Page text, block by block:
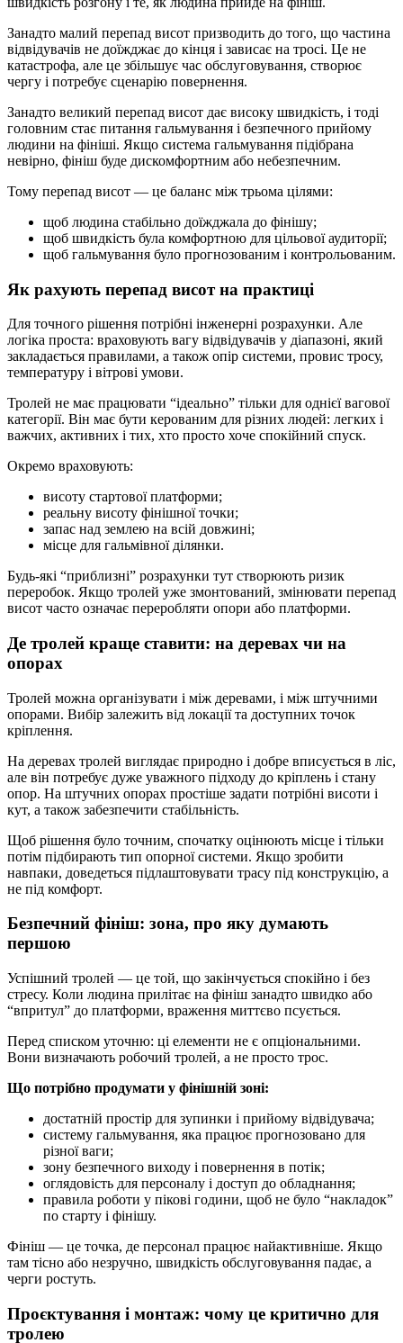
Занадто малий перепад висот призводить до того, що частина
відвідувачів не доїжджає до кінця і зависає на тросі. Це не
катастрофа, але це збільшує час обслуговування, створює
чергу і потребує сценарію повернення.
Занадто великий перепад висот дає високу швидкість, і тоді
головним стає питання гальмування і безпечного прийому
людини на фініші. Якщо система гальмування підібрана
невірно, фініш буде дискомфортним або небезпечним.
Тому перепад висот — це баланс між трьома цілями:
щоб людина стабільно доїжджала до фінішу;
щоб швидкість була комфортною для цільової аудиторії;
щоб гальмування було прогнозованим і контрольованим.
Як рахують перепад висот на практиці
Для точного рішення потрібні інженерні розрахунки. Але
логіка проста: враховують вагу відвідувачів у діапазоні, який
закладається правилами, а також опір системи, провис тросу,
температуру і вітрові умови.
Тролей не має працювати “ідеально” тільки для однієї вагової
категорії. Він має бути керованим для різних людей: легких і
важчих, активних і тих, хто просто хоче спокійний спуск.
Окремо враховують:
висоту стартової платформи;
реальну висоту фінішної точки;
запас над землею на всій довжині;
місце для гальмівної ділянки.
Будь-які “приблизні” розрахунки тут створюють ризик
переробок. Якщо тролей уже змонтований, змінювати перепад
висот часто означає переробляти опори або платформи.
Де тролей краще ставити: на деревах чи на
опорах
Тролей можна організувати і між деревами, і між штучними
опорами. Вибір залежить від локації та доступних точок
кріплення.
На деревах тролей виглядає природно і добре вписується в ліс,
але він потребує дуже уважного підходу до кріплень і стану
опор. На штучних опорах простіше задати потрібні висоти і
кут, а також забезпечити стабільність.
Щоб рішення було точним, спочатку оцінюють місце і тільки
потім підбирають тип опорної системи. Якщо зробити
навпаки, доведеться підлаштовувати трасу під конструкцію, а
не під комфорт.
Безпечний фініш: зона, про яку думають
першою
Успішний тролей — це той, що закінчується спокійно і без
стресу. Коли людина прилітає на фініш занадто швидко або
“впритул” до платформи, враження миттєво псується.
Перед списком уточню: ці елементи не є опціональними.
Вони визначають робочий тролей, а не просто трос.
Що потрібно продумати у фінішній зоні:
достатній простір для зупинки і прийому відвідувача;
систему гальмування, яка працює прогнозовано для
різної ваги;
зону безпечного виходу і повернення в потік;
оглядовість для персоналу і доступ до обладнання;
правила роботи у пікові години, щоб не було “накладок”
по старту і фінішу.
Фініш — це точка, де персонал працює найактивніше. Якщо
там тісно або незручно, швидкість обслуговування падає, а
черги ростуть.
Проєктування і монтаж: чому це критично для
тролею